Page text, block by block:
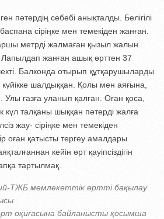
пәтердің себебі анықталды. Белігілі
сіріңке мен темекіден жанған.
метрді жалмаған қызыл жалын
жанған ашық өрттен 37
Балконда отырып құтқарушыларды
шалдыққан. Қолы мен аяғына,
газға уланып қалған. Оған қоса,
күл талқаны шыққан пәтерді жалға
жау- сіріңке мен темекіден
оған қатысты тергеу амалдары
кейін өрт қауіпсіздігін
тартылмақ.
ТЖБ мемлекеттік өртті бақылау
оқиғасына байланысты қосымша